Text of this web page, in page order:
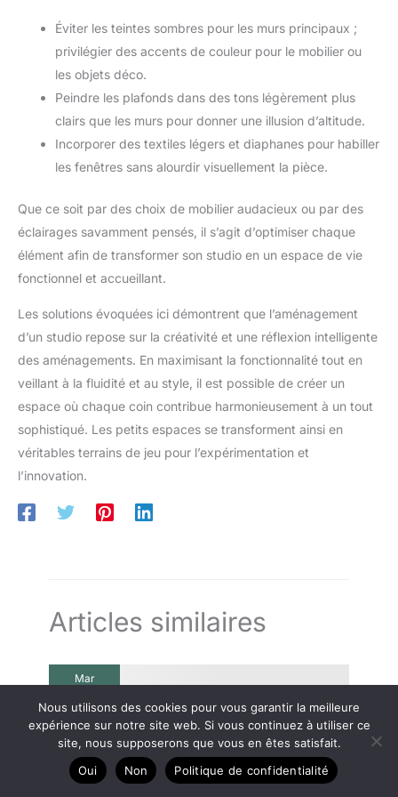
d'événements ou pour rafraîchir
instantanément n'importe quelle
pièce.
Grâce à leur format pratique, ils permettent de couvrir
rapidement une grande surface et d’obtenir un résultat
homogène au rendu acoustique professionnel. INSTALLATION
FACILE : Ces panneaux muraux se posent facilement selon
votre projet. Vous pouvez les fixer avec de la colle ou des vis,
ou choisir une installation sur tasseaux pour un rendu plus
mur, à un coin TV ou à une tête de lit. SÉCURITÉ RENFORCÉE :
Le panneau arrière en fibre de polyester ignifuge constitue un
vrai plus en matière de sécurité. Il permet d’aménager votre
intérieur avec davantage de sérénité, tout en conservant un
rendu esthétique et soigné. Sa structure stable assure une
Éviter les teintes sombres pour les murs principaux ;
privilégier des accents de couleur pour le mobilier ou
les objets déco.
Peindre les plafonds dans des tons légèrement plus
clairs que les murs pour donner une illusion d’altitude.
Incorporer des textiles légers et diaphanes pour habiller
les fenêtres sans alourdir visuellement la pièce.
Que ce soit par des choix de mobilier audacieux ou par des
éclairages savamment pensés, il s’agit d’optimiser chaque
élément afin de transformer son studio en un espace de vie
fonctionnel et accueillant.
Les solutions évoquées ici démontrent que l’aménagement
d’un studio repose sur la créativité et une réflexion intelligente
des aménagements. En maximisant la fonctionnalité tout en
veillant à la fluidité et au style, il est possible de créer un
espace où chaque coin contribue harmonieusement à un tout
sophistiqué. Les petits espaces se transforment ainsi en
véritables terrains de jeu pour l’expérimentation et
l’innovation.
Articles similaires
Mar
24
2025
Nous utilisons des cookies pour vous garantir la meilleure
expérience sur notre site web. Si vous continuez à utiliser ce
site, nous supposerons que vous en êtes satisfait.
Oui
Non Politique de confidentialité